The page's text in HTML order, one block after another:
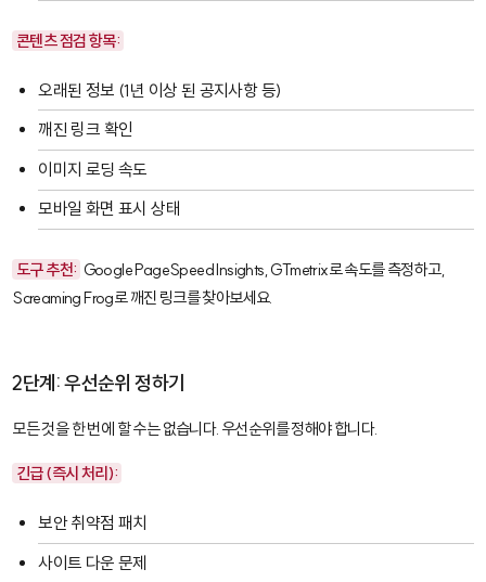
콘텐츠 점검 항목:
오래된 정보 (1년 이상 된 공지사항 등)
깨진 링크 확인
이미지 로딩 속도
모바일 화면 표시 상태
도구 추천: Google PageSpeed Insights, GTmetrix로 속도를 측정하고,
Screaming Frog로 깨진 링크를 찾아보세요.
2단계: 우선순위 정하기
모든 것을 한 번에 할 수는 없습니다. 우선순위를 정해야 합니다.
긴급 (즉시 처리):
보안 취약점 패치
사이트 다운 문제